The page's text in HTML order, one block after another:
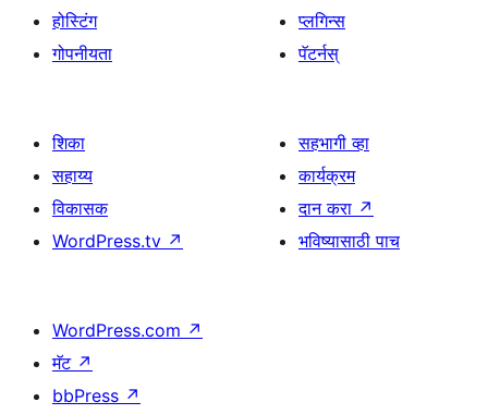
होस्टिंग
गोपनीयता
प्लगिन्स
पॅटर्नस्
शिका
सहाय्य
विकासक
WordPress.tv ↗
सहभागी व्हा
कार्यक्रम
दान करा ↗
भविष्यासाठी पाच
WordPress.com ↗
मॅट ↗
bbPress ↗